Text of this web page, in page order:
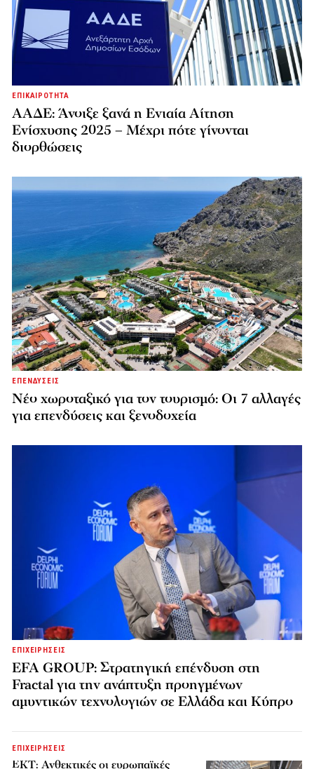
ΕΠΙΚΑΙΡΟΤΗΤΑ
ΑΑΔΕ: Άνοιξε ξανά η Ενιαία Αίτηση
Ενίσχυσης 2025 – Μέχρι πότε γίνονται
διορθώσεις
ΕΠΕΝΔΥΣΕΙΣ
Νέο χωροταξικό για τον τουρισμό: Οι 7 αλλαγές
για επενδύσεις και ξενοδοχεία
ΕΠΙΧΕΙΡΗΣΕΙΣ
EFA GROUP: Στρατηγική επένδυση στη
Fractal για την ανάπτυξη προηγμένων
αμυντικών τεχνολογιών σε Ελλάδα και Κύπρο
ΕΠΙΧΕΙΡΗΣΕΙΣ
ΕΚΤ: Ανθεκτικές οι ευρωπαϊκές